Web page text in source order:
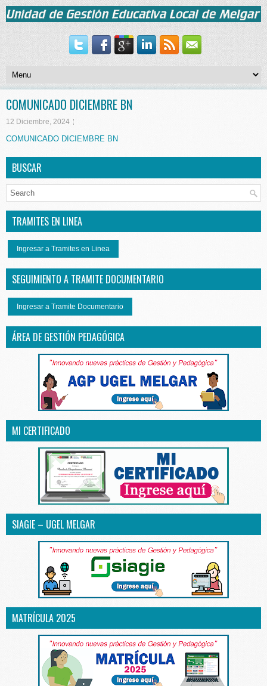
COMUNICADO DICIEMBRE BN
12 Diciembre, 2024
COMUNICADO DICIEMBRE BN
BUSCAR
TRAMITES EN LINEA
Ingresar a Tramites en Linea
SEGUIMIENTO A TRAMITE DOCUMENTARIO
Ingresar a Tramite Documentario
ÁREA DE GESTIÓN PEDAGÓGICA
MI CERTIFICADO
SIAGIE – UGEL MELGAR
MATRÍCULA 2025